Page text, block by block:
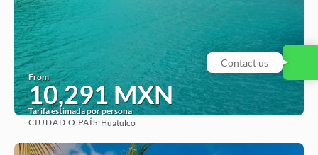
From
10,291 MXN
Tarifa estimada por persona
CIUDAD O PAÍS:Huatulco